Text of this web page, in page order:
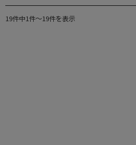
19件中1件～19件を表示